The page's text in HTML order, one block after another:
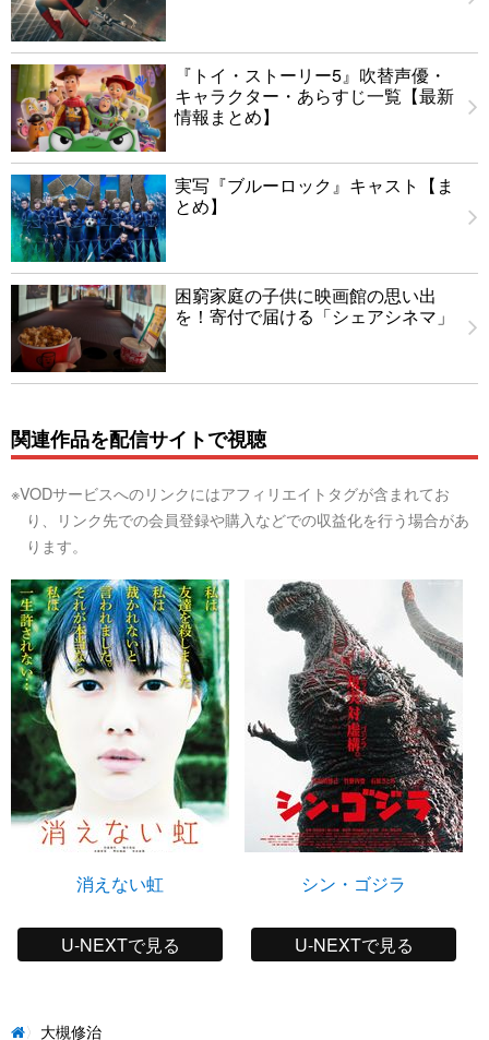
『トイ・ストーリー5』吹替声優・
キャラクター・あらすじ一覧【最新
情報まとめ】
実写『ブルーロック』キャスト【ま
とめ】
困窮家庭の子供に映画館の思い出
を！寄付で届ける「シェアシネマ」
関連作品を配信サイトで視聴
※VODサービスへのリンクにはアフィリエイトタグが含まれてお
り、リンク先での会員登録や購入などでの収益化を行う場合があ
ります。
消えない虹
U-NEXTで見る
シン・ゴジラ
U-NEXTで見る
大槻修治